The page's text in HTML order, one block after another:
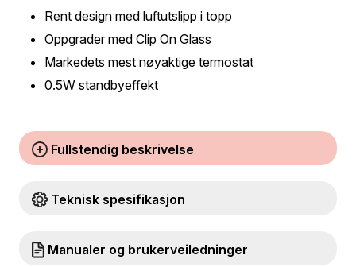
Rent design med luftutslipp i topp
Oppgrader med Clip On Glass
Markedets mest nøyaktige termostat
0.5W standbyeffekt
Fullstendig beskrivelse
Teknisk spesifikasjon
Manualer og brukerveiledninger